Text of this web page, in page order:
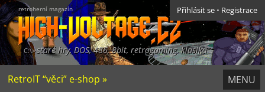
retroherní magazín
staré hry, DOS, 486, 8bit, retrogaming, klasika
Přihlásit se • Registrace
MENU
RetroIT “věci” e-shop »